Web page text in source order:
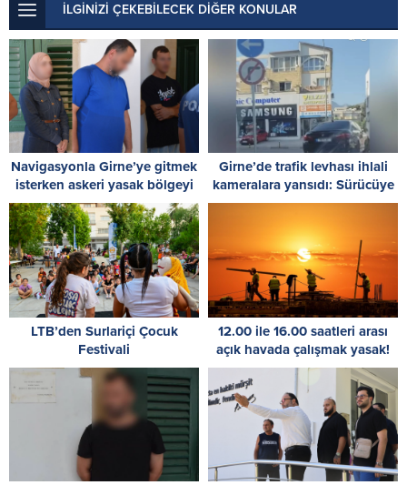
İLGİNİZİ ÇEKEBİLECEK DİĞER KONULAR
Navigasyonla Girne’ye gitmek
isterken askeri yasak bölgeyi
ihlal ettiler
Girne’de trafik levhası ihlali
kameralara yansıdı: Sürücüye
7 bin TL ceza
LTB’den Surlariçi Çocuk
Festivali
12.00 ile 16.00 saatleri arası
açık havada çalışmak yasak!